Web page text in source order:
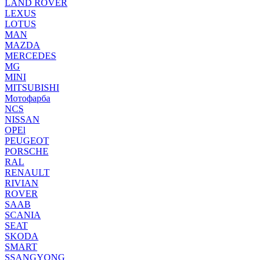
LAND ROVER
LEXUS
LOTUS
MAN
MAZDA
MERCEDES
MG
MINI
MITSUBISHI
Мотофарба
NCS
NISSAN
OPEl
PEUGEOT
PORSCHE
RAL
RENAULT
RIVIAN
ROVER
SAAB
SCANIA
SEAT
SKODA
SMART
SSANGYONG